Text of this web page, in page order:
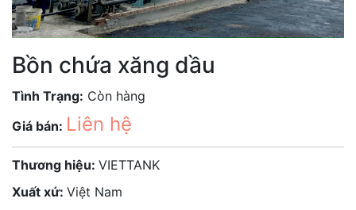
Bồn chứa xăng dầu
Tình Trạng: Còn hàng
Giá bán: Liên hệ
Thương hiệu: VIETTANK
Xuất xứ: Việt Nam